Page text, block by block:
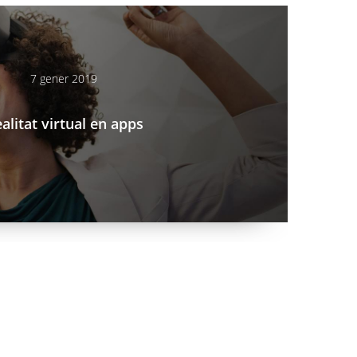
7 gener 2019
virtual en apps